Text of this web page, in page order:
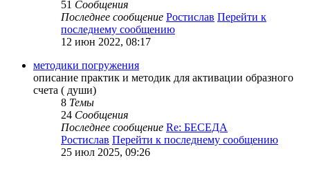
51 Сообщения
Последнее сообщение Ростислав Перейти к
последнему сообщению
12 июн 2022, 08:17
методики погружения
описание практик и методик для активации образного
счета ( души)
8 Темы
24 Сообщения
Последнее сообщение Re: БЕСЕДА
Ростислав Перейти к последнему сообщению
25 июл 2025, 09:26